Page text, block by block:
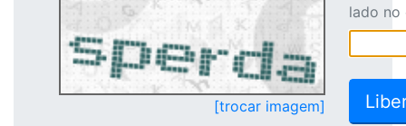
[trocar imagem]
lado no